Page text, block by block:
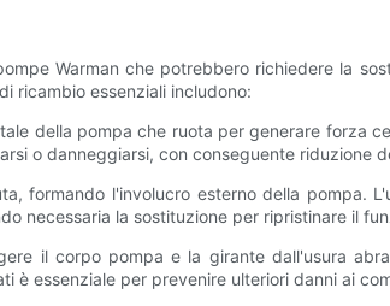
Warman che potrebbero richiedere la
ricambio essenziali includono:
della pompa che ruota per generare forza
o danneggiarsi, con conseguente riduzione
formando l'involucro esterno della pompa.
necessaria la sostituzione per ripristinare il
il corpo pompa e la girante dall'usura
è essenziale per prevenire ulteriori danni ai